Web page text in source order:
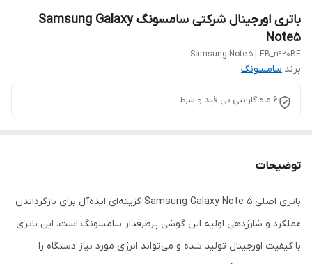
باتری اورجینال شرکتی سامسونگ Samsung Galaxy
Note5
Samsung Note 5 | EB_n920BE
برند:سامسونگ
6 ماه گارانتی بی قید و شرط
توضیحات
باتری اصلی Samsung Galaxy Note 5 گزینه‌ای ایده‌آل برای بازگرداندن
عملکرد و شارژدهی اولیه این گوشی پرطرفدار سامسونگ است. این باتری
با کیفیت اورجینال تولید شده و می‌تواند انرژی مورد نیاز دستگاه را